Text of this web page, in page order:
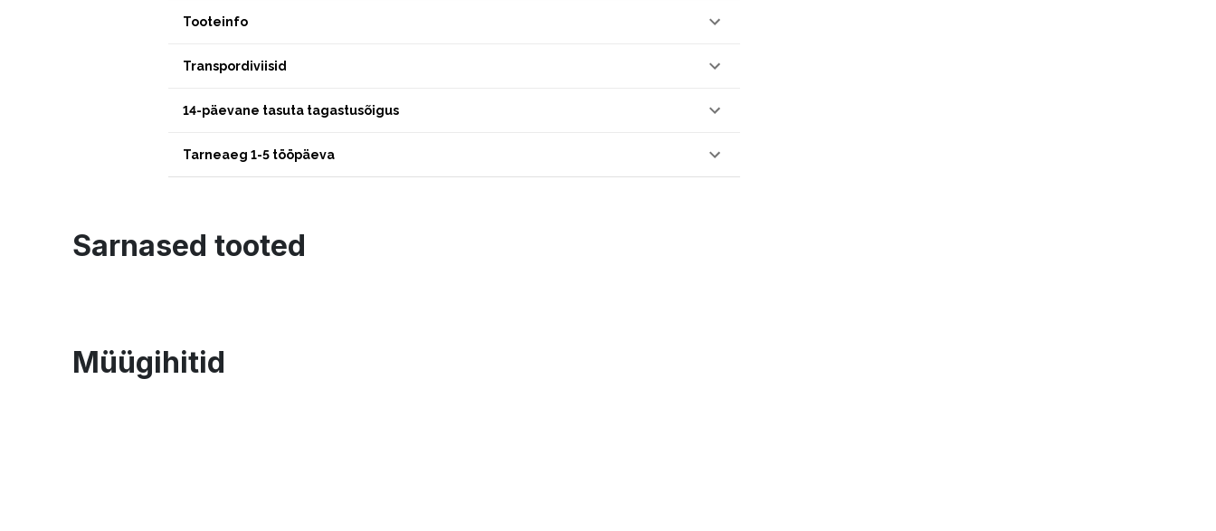
Tooteinfo
Transpordiviisid
14-päevane tasuta tagastusõigus
Tarneaeg 1-5 tööpäeva
Sarnased tooted
Müügihitid